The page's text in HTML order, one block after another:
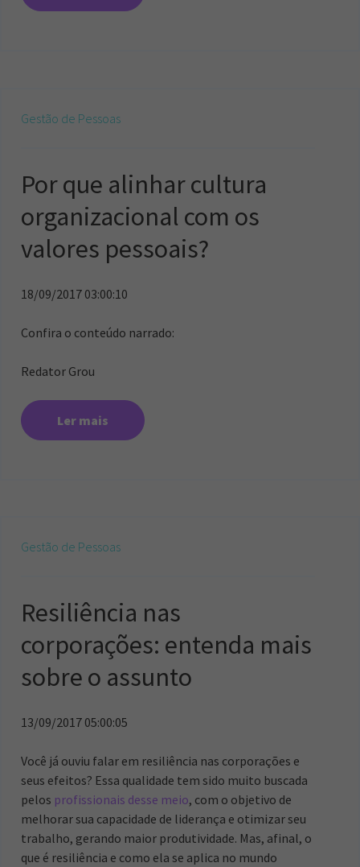
Gestão de Pessoas
Por que alinhar cultura
organizacional com os
valores pessoais?
18/09/2017 03:00:10
Confira o conteúdo narrado:
Redator Grou
Ler mais
Gestão de Pessoas
Resiliência nas
corporações: entenda mais
sobre o assunto
13/09/2017 05:00:05
Você já ouviu falar em resiliência nas corporações e
seus efeitos? Essa qualidade tem sido muito buscada
pelos profissionais desse meio, com o objetivo de
melhorar sua capacidade de liderança e otimizar seu
trabalho, gerando maior produtividade. Mas, afinal, o
que é resiliência e como ela se aplica no mundo